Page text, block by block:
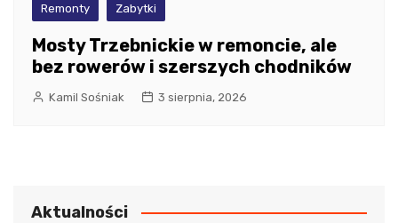
Remonty Zabytki
Mosty Trzebnickie w remoncie, ale
bez rowerów i szerszych chodników
Kamil Sośniak 3 sierpnia, 2026
Aktualności